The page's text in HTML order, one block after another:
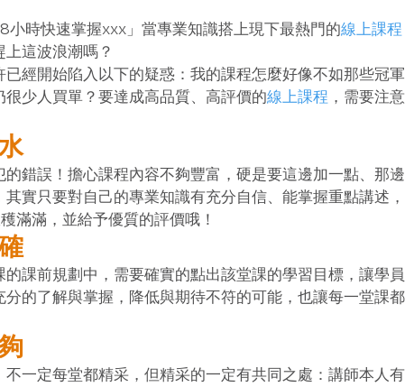
小時快速掌握xxx」當專業知識搭上現下最熱門的線上課程
這波浪潮嗎？
已經開始陷入以下的疑惑：我的課程怎麼好像不如那些冠軍
少人買單？要達成高品質、高評價的線上課程 ，需要注意
錯誤！擔心課程內容不夠豐富，硬是要這邊加一點、那邊
實只要對自己的專業知識有充分自信、能掌握重點講述，
滿滿，並給予優質的評價哦！
課前規劃中，需要確實的點出該堂課的學習目標，讓學員
的了解與掌握，降低與期待不符的可能，也讓每一堂課都
一定每堂都精采，但精采的一定有共同之處：講師本人有